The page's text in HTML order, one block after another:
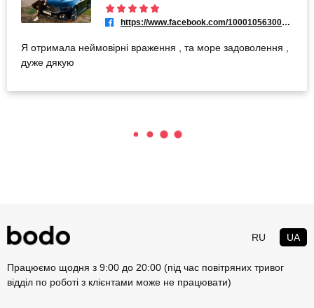
https://www.facebook.com/100010563005931
Я отримала неймовірні враження , та море задоволення ,
дуже дякую
RU UA
Працюємо щодня з 9:00 до 20:00 (під час повітряних тривог
відділ по роботі з клієнтами може не працювати)